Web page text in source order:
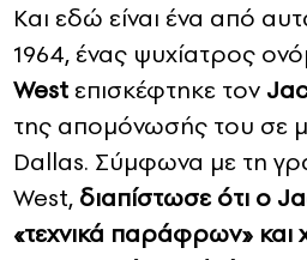
Και εδώ είναι ένα από
1964, ένας ψυχίατρος
West επισκέφτηκε τον
της απομόνωσής του σε
Dallas. Σύμφωνα με τη
West, διαπίστωσε ότι ο
«τεχνικά παράφρων» και